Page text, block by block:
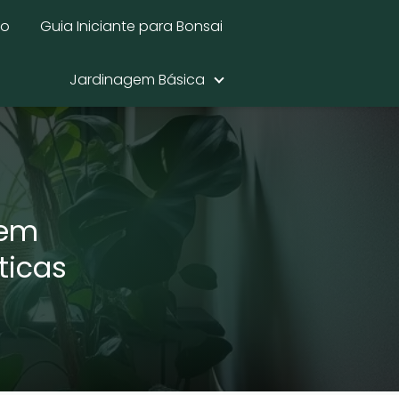
Guia Iniciante para Bonsai
Jardinagem Básica